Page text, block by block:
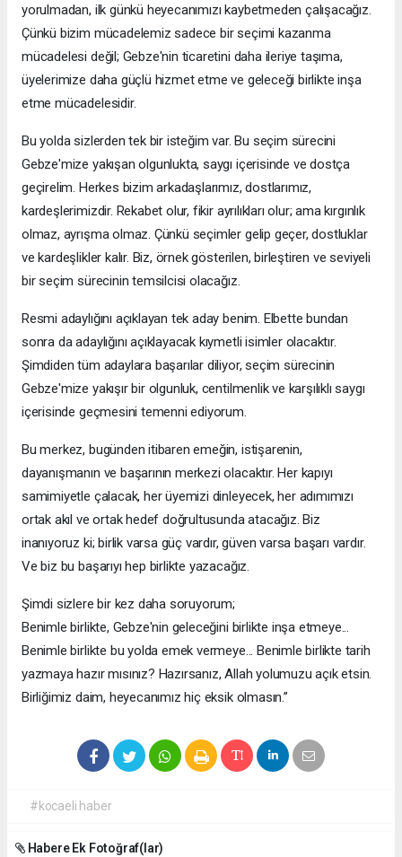
yorulmadan, ilk günkü heyecanımızı kaybetmeden çalışacağız.
Çünkü bizim mücadelemiz sadece bir seçimi kazanma
mücadelesi değil; Gebze'nin ticaretini daha ileriye taşıma,
üyelerimize daha güçlü hizmet etme ve geleceği birlikte inşa
etme mücadelesidir.
Bu yolda sizlerden tek bir isteğim var. Bu seçim sürecini
Gebze'mize yakışan olgunlukta, saygı içerisinde ve dostça
geçirelim. Herkes bizim arkadaşlarımız, dostlarımız,
kardeşlerimizdir. Rekabet olur, fikir ayrılıkları olur; ama kırgınlık
olmaz, ayrışma olmaz. Çünkü seçimler gelip geçer, dostluklar
ve kardeşlikler kalır. Biz, örnek gösterilen, birleştiren ve seviyeli
bir seçim sürecinin temsilcisi olacağız.
Resmi adaylığını açıklayan tek aday benim. Elbette bundan
sonra da adaylığını açıklayacak kıymetli isimler olacaktır.
Şimdiden tüm adaylara başarılar diliyor, seçim sürecinin
Gebze'mize yakışır bir olgunluk, centilmenlik ve karşılıklı saygı
içerisinde geçmesini temenni ediyorum.
Bu merkez, bugünden itibaren emeğin, istişarenin,
dayanışmanın ve başarının merkezi olacaktır. Her kapıyı
samimiyetle çalacak, her üyemizi dinleyecek, her adımımızı
ortak akıl ve ortak hedef doğrultusunda atacağız. Biz
inanıyoruz ki; birlik varsa güç vardır, güven varsa başarı vardır.
Ve biz bu başarıyı hep birlikte yazacağız.
Şimdi sizlere bir kez daha soruyorum;
Benimle birlikte, Gebze'nin geleceğini birlikte inşa etmeye...
Benimle birlikte bu yolda emek vermeye... Benimle birlikte tarih
yazmaya hazır mısınız? Hazırsanız, Allah yolumuzu açık etsin.
Birliğimiz daim, heyecanımız hiç eksik olmasın.”
#kocaeli haber
Habere Ek Fotoğraf(lar)